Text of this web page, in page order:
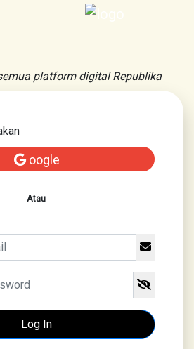
platform digital Republika
oogle
Atau